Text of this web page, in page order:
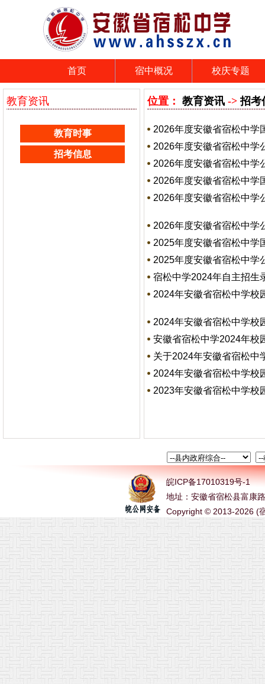
首页 宿中概况 校庆专题
教育资讯
教育时事
招考信息
位置： 教育资讯 ->招考
2026年度安徽省宿松中学
2026年度安徽省宿松中学
2026年度安徽省宿松中学
2026年度安徽省宿松中学
2026年度安徽省宿松中学
2026年度安徽省宿松中学
2025年度安徽省宿松中学
2025年度安徽省宿松中学
宿松中学2024年自主招生
2024年安徽省宿松中学校
2024年安徽省宿松中学校
安徽省宿松中学2024年校
关于2024年安徽省宿松中
2024年安徽省宿松中学校
2023年安徽省宿松中学校
皖ICP备17010319号-1
地址：安徽省宿松县富康
Copyright © 2013-2026 (